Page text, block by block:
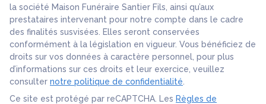
la société Maison Funéraire Santier Fils, ainsi qu’aux
prestataires intervenant pour notre compte dans le cadre
des finalités susvisées. Elles seront conservées
conformément à la législation en vigueur. Vous bénéficiez de
droits sur vos données à caractère personnel, pour plus
d’informations sur ces droits et leur exercice, veuillez
consulter notre politique de confidentialité
Ce site est protégé par reCAPTCHA. Les Règles de